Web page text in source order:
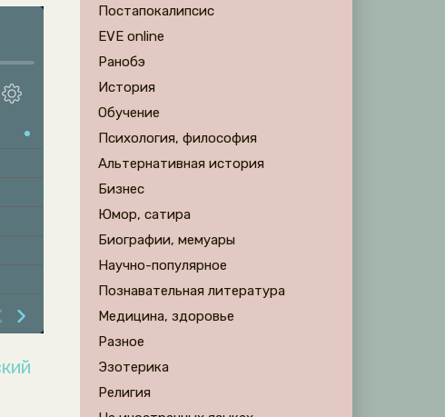
Постапокалипсис
EVE online
Ранобэ
История
Обучение
Психология, философия
Альтернативная история
Бизнес
Юмор, сатира
Биографии, мемуары
Научно-популярное
Познавательная литература
Медицина, здоровье
Разное
Эзотерика
Религия